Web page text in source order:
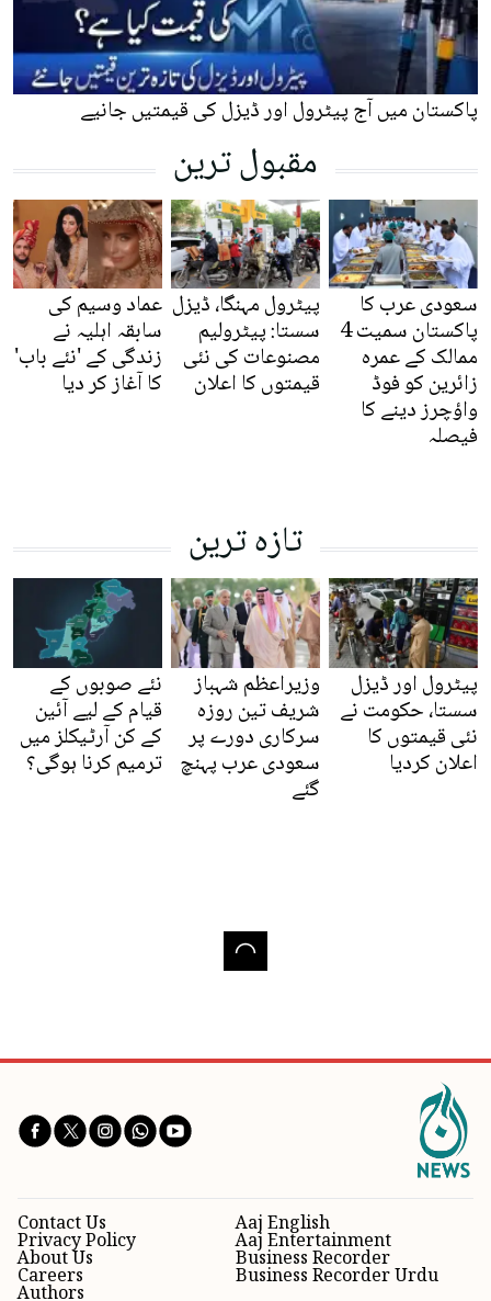
پاکستان میں آج پیٹرول اور ڈیزل کی قیمتیں جانیے
مقبول ترین
سعودی عرب کا
پاکستان سمیت 4
ممالک کے عمرہ
زائرین کو فوڈ
واؤچرز دینے کا
فیصلہ
پیٹرول مہنگا، ڈیزل
سستا: پیٹرولیم
مصنوعات کی نئی
قیمتوں کا اعلان
عماد وسیم کی
سابقہ اہلیہ نے
زندگی کے 'نئے باب'
کا آغاز کر دیا
تازہ ترین
پیٹرول اور ڈیزل
سستا، حکومت نے
نئی قیمتوں کا
اعلان کردیا
وزیراعظم شہباز
شریف تین روزہ
سرکاری دورے پر
سعودی عرب پہنچ
گئے
نئے صوبوں کے
قیام کے لیے آئین
کے کن آرٹیکلز میں
ترمیم کرنا ہوگی؟
Aaj English
Aaj Entertainment
Business Recorder
Business Recorder Urdu
Contact Us
Privacy Policy
About Us
Careers
Authors